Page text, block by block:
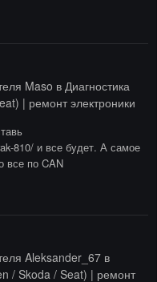
Maso в Диагностика
| ремонт электроники
810/ и все будет. А самое
все по CAN
Aleksander_67 в
/ Skoda / Seat) | ремонт